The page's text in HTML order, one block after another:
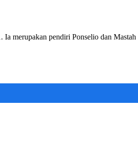
merupakan pendiri Ponselio dan Mastah